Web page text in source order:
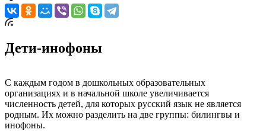
Дети-инофоны
С каждым годом в дошкольных образовательных
организациях и в начальной школе увеличивается
численность детей, для которых русский язык не является
родным. Их можно разделить на две группы: билингвы и
инофоны.